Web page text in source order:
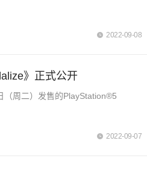
2022-09-08
》正式公开
（周二）发售的PlayStation®5
2022-09-07